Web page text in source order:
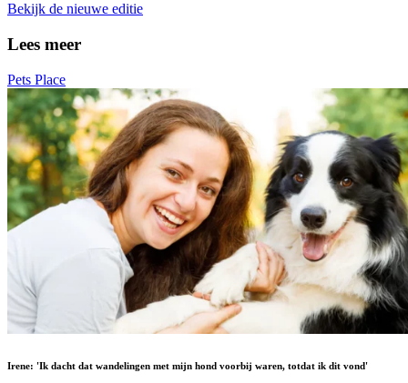
Bekijk de nieuwe editie
Lees meer
Pets Place
Irene: 'Ik dacht dat wandelingen met mijn hond voorbij waren, totdat ik dit vond'